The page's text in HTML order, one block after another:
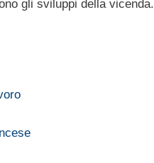
gli sviluppi della vicenda.